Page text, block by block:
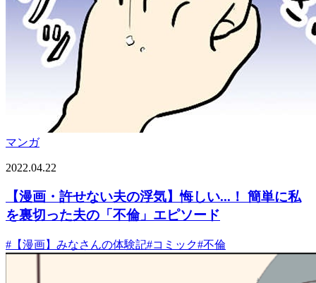
マンガ
2022.04.22
【漫画・許せない夫の浮気】悔しい...！ 簡単に私
を裏切った夫の「不倫」エピソード
# 【漫画】みなさんの体験記#コミック#不倫